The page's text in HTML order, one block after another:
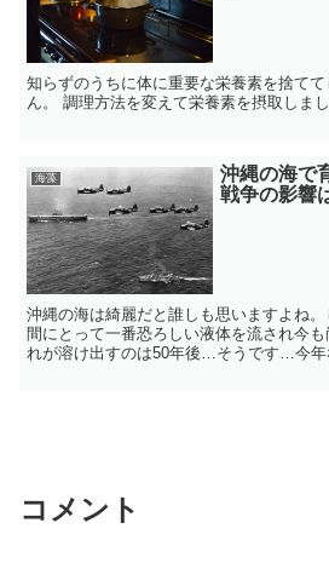
知らずのうちに体に重要な栄養素を捨て
ん。 調理方法を変えて栄養素を摂取しまし
海藻
沖縄の海で
戦争の影響
沖縄の海は綺麗だと誰しも思いますよね
間にとって一番恐ろしい液体を流され今
れが溶け出すのは50年後…そうです…今年
コメント